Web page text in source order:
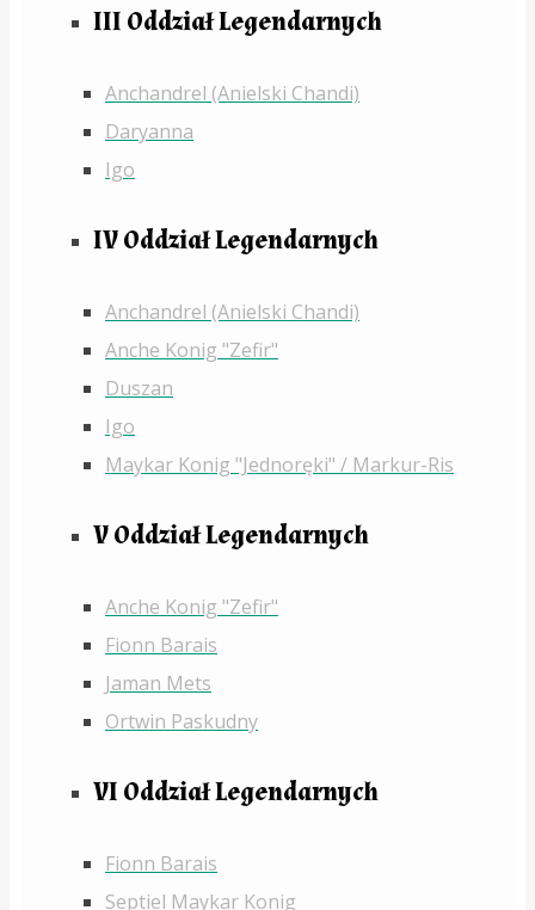
III Oddział Legendarnych
Anchandrel (Anielski Chandi)
Daryanna
Igo
IV Oddział Legendarnych
Anchandrel (Anielski Chandi)
Anche Konig "Zefir"
Duszan
Igo
Maykar Konig "Jednoręki" / Markur-Ris
V Oddział Legendarnych
Anche Konig "Zefir"
Fionn Barais
Jaman Mets
Ortwin Paskudny
VI Oddział Legendarnych
Fionn Barais
Septiel Maykar Konig